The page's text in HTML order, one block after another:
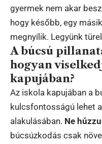
gyermek nem akar
hogy később, egy
megnyílik. Legyünk
A búcsú
hogyan
kapujában?
Az iskola kapujában a
kulcsfontosságú lehet
alakulásában. Ne
búcsúzkodás csak